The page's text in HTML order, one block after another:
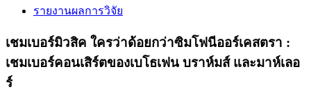
รายงานผลการวิจัย
เชมเบอร์มิวสิค ใครว่าด้อยกว่าซิมโฟนีออร์เคสตรา :
เชมเบอร์คอนเสิร์ตของเบโธเฟน บราห์มส์ และมาห์เลอ
ร์